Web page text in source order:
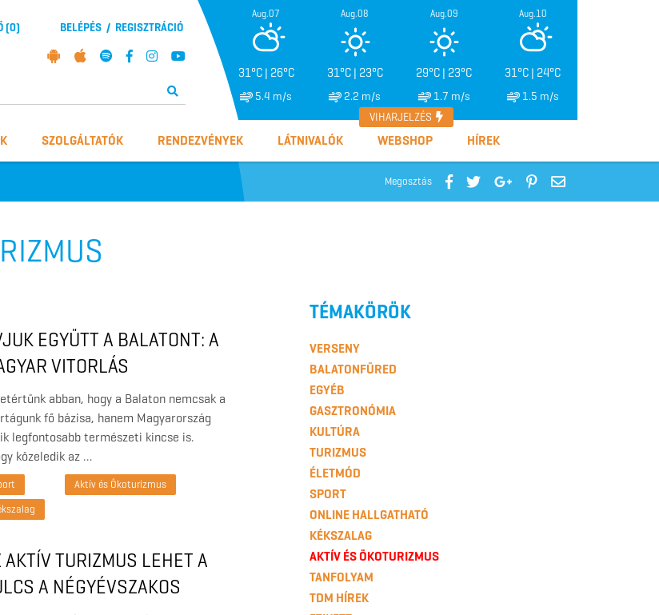
REGISZTRÁCIÓ
/
BELÉPÉS
(0)
Aug.07
31°C | 26°C
5.4 m/s
Aug.08
31°C | 23°C
2.2 m/s
Aug.09
29°C | 23°C
1.7 m/s
Aug.10
31°C | 24°C
1.5 m/s
VIHARJELZÉS
SZOLGÁLTATÓK RENDEZVÉNYEK LÁTNIVALÓK WEBSHOP HÍREK
Megosztás
EGYÜTT A BALATONT: A
VITORLÁS
FELHÍVÁSA A TÓ
VIZÉÉRT
abban, hogy a Balaton nemcsak a
fő bázisa, hanem Magyarország
legfontosabb természeti kincse is.
közeledik az …
Aktív és Ökoturizmus
AKTÍV TURIZMUS LEHET A
A NÉGYÉVSZAKOS
TÉMAKÖRÖK
VERSENY
BALATONFÜRED
EGYÉB
GASZTRONÓMIA
KULTÚRA
TURIZMUS
ÉLETMÓD
SPORT
ONLINE HALLGATHATÓ
KÉKSZALAG
AKTÍV ÉS ÖKOTURIZMUS
TANFOLYAM
TDM HÍREK